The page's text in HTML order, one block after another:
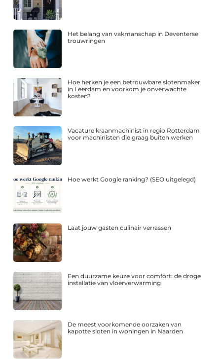
Het belang van vakmanschap in Deventerse
trouwringen
Hoe herken je een betrouwbare slotenmaker
in Leerdam en voorkom je onverwachte
kosten?
Vacature kraanmachinist in regio Rotterdam
voor machinisten die graag buiten werken
Hoe werkt Google ranking? (SEO uitgelegd)
Laat jouw gasten culinair verrassen
Een duurzame keuze voor comfort: de droge
installatie van vloerverwarming
De meest voorkomende oorzaken van
kapotte sloten in woningen in Naarden